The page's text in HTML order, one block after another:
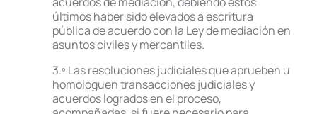
últimos haber sido elevados a escritura
pública de acuerdo con la Ley de mediación en
asuntos civiles y mercantiles.
3.º Las resoluciones judiciales que aprueben u
homologuen transacciones judiciales y
acuerdos logrados en el proceso,